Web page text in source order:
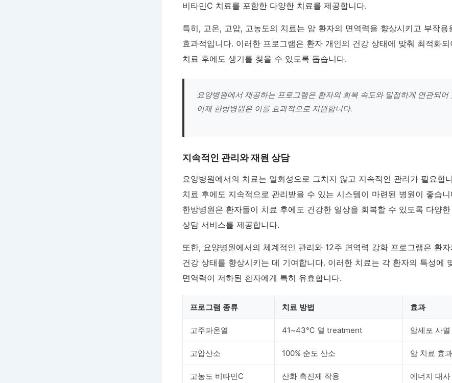
비타민C 치료를 포함한 다양한 치료를 제공합니다.
특히, 고온, 고압, 고농도의 치료는 암 환자의 면역력을 향상시키고 부작용
효과적입니다. 이러한 프로그램은 환자 개인의 건강 상태에 맞춰 최적화
치료 후에도 생기를 찾을 수 있도록 돕습니다.
요양병원에서 제공하는 프로그램은 환자의 회복 속도와 밀접하게 연관되어
이재 한방병원은 이를 효과적으로 지원합니다.
지속적인 관리와 재원 상담
요양병원에서의 치료는 일회성으로 그치지 않고 지속적인 관리가 필요합
치료 후에도 지속적으로 관리받을 수 있는 시스템이 마련된 병원이 좋습니
한방병원은 환자들이 치료 후에도 건강한 일상을 회복할 수 있도록 다양
상담 서비스를 제공합니다.
또한, 요양병원에서의 체계적인 관리와 12주 면역력 강화 프로그램은 환
건강 상태를 향상시키는 데 기여합니다. 이러한 치료는 각 환자의 특성에
면역력이 저하된 환자에게 특히 유효합니다.
프로그램 종류 치료 방법 효과
고주파온열 41~43℃ 열 treatment 암세포 사
고압산소 100% 순도 산소 암 치료 효
고농도 비타민C 산화 촉진제 작용 에너지 대사